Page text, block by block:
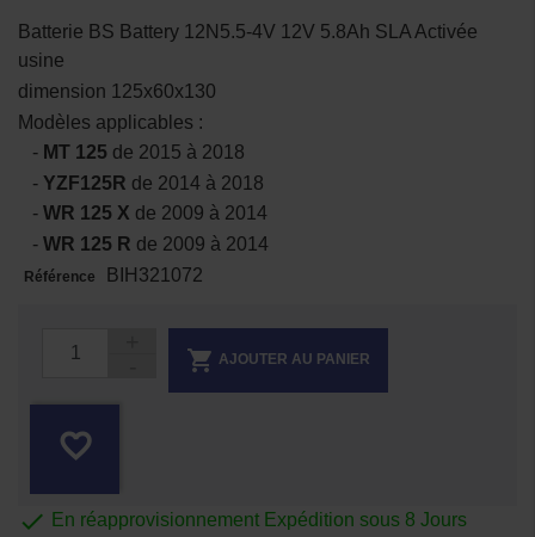
Batterie BS Battery 12N5.5-4V 12V 5.8Ah SLA Activée
usine
dimension 125x60x130
Modèles applicables :
- MT 125 de 2015 à 2018
- YZF125R de 2014 à 2018
- WR 125 X de 2009 à 2014
- WR 125 R de 2009 à 2014
Référence BIH321072
 AJOUTER AU PANIER
favorite_border
 En réapprovisionnement Expédition sous 8 Jours